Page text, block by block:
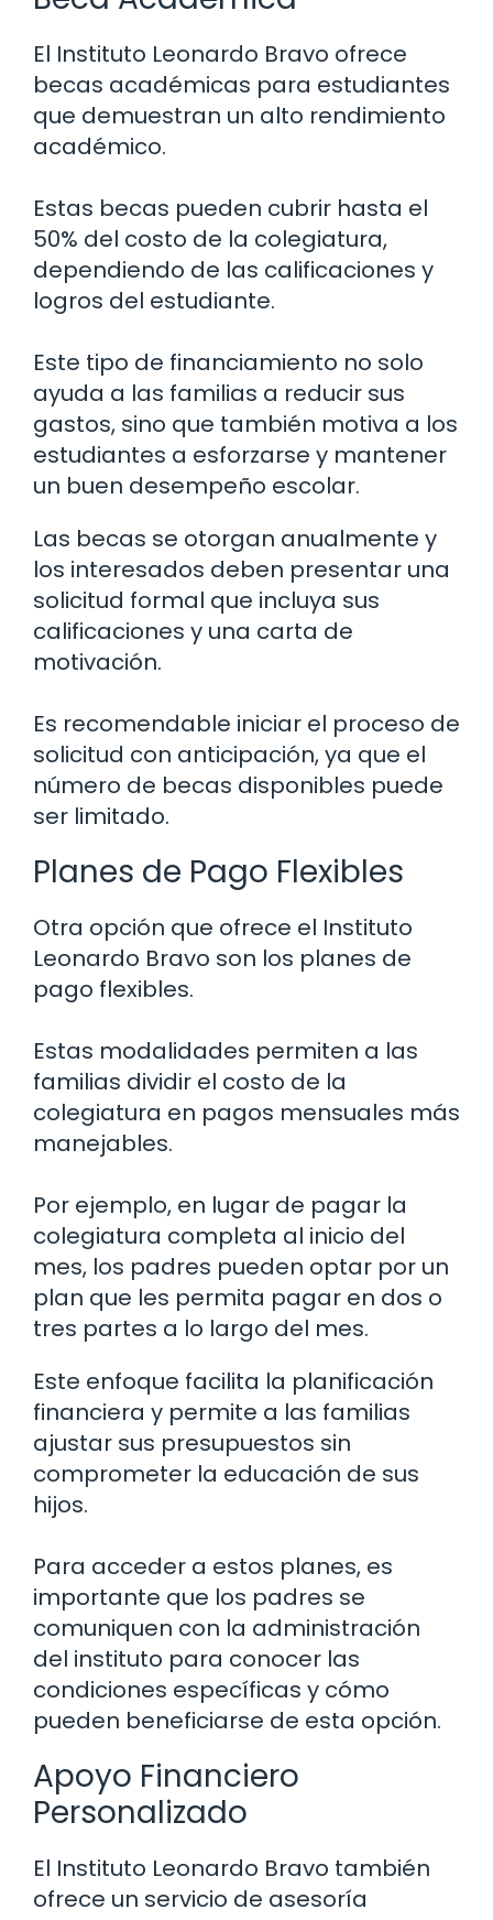
El Instituto Leonardo Bravo ofrece
becas académicas para estudiantes
que demuestran un alto rendimiento
académico.
Estas becas pueden cubrir hasta el
50% del costo de la colegiatura,
dependiendo de las calificaciones y
logros del estudiante.
Este tipo de financiamiento no solo
ayuda a las familias a reducir sus
gastos, sino que también motiva a los
estudiantes a esforzarse y mantener
un buen desempeño escolar.
Las becas se otorgan anualmente y
los interesados deben presentar una
solicitud formal que incluya sus
calificaciones y una carta de
motivación.
Es recomendable iniciar el proceso de
solicitud con anticipación, ya que el
número de becas disponibles puede
ser limitado.
Planes de Pago Flexibles
Otra opción que ofrece el Instituto
Leonardo Bravo son los planes de
pago flexibles.
Estas modalidades permiten a las
familias dividir el costo de la
colegiatura en pagos mensuales más
manejables.
Por ejemplo, en lugar de pagar la
colegiatura completa al inicio del
mes, los padres pueden optar por un
plan que les permita pagar en dos o
tres partes a lo largo del mes.
Este enfoque facilita la planificación
financiera y permite a las familias
ajustar sus presupuestos sin
comprometer la educación de sus
hijos.
Para acceder a estos planes, es
importante que los padres se
comuniquen con la administración
del instituto para conocer las
condiciones específicas y cómo
pueden beneficiarse de esta opción.
Apoyo Financiero
Personalizado
El Instituto Leonardo Bravo también
ofrece un servicio de asesoría